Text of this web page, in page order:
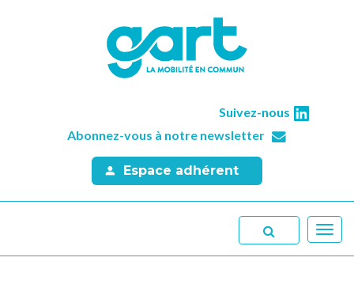
Suivez-nous
Abonnez-vous à notre newsletter
Espace adhérent